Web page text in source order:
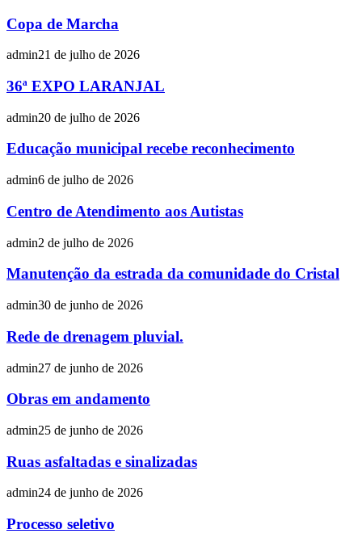
Copa de Marcha
admin21 de julho de 2026
36ª EXPO LARANJAL
admin20 de julho de 2026
Educação municipal recebe reconhecimento
admin6 de julho de 2026
Centro de Atendimento aos Autistas
admin2 de julho de 2026
Manutenção da estrada da comunidade do Cristal
admin30 de junho de 2026
Rede de drenagem pluvial.
admin27 de junho de 2026
Obras em andamento
admin25 de junho de 2026
Ruas asfaltadas e sinalizadas
admin24 de junho de 2026
Processo seletivo